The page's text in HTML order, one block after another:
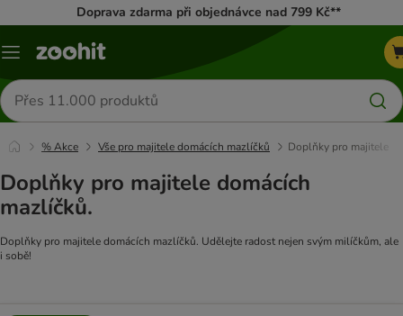
Doprava zdarma při objednávce nad 799 Kč**
Menu
Hledat
produkty
% Akce Vše pro majitele domácích mazlíčků Doplňky pro majitele
Doplňky pro majitele domácích
mazlíčků.
Doplňky pro majitele domácích mazlíčků. Udělejte radost nejen svým milíčkům, ale
i sobě!